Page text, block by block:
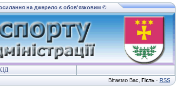
на джерело є обов'язковим ©
Вітаємо Вас Гість · RSS